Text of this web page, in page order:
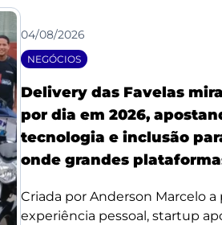
04/08/2026
NEGÓCIOS
Delivery das Favelas
por dia em 2026,
tecnologia e inclusão
onde grandes
Criada por Anderson Marcelo
experiência pessoal, startup